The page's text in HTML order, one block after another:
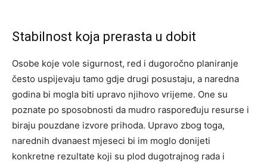
Stabilnost koja prerasta u dobit
Osobe koje vole sigurnost, red i dugoročno planiranje
često uspijevaju tamo gdje drugi posustaju, a naredna
godina bi mogla biti upravo njihovo vrijeme. One su
poznate po sposobnosti da mudro raspoređuju resurse i
biraju pouzdane izvore prihoda. Upravo zbog toga,
narednih dvanaest mjeseci bi im moglo donijeti
konkretne rezultate koji su plod dugotrajnog rada i